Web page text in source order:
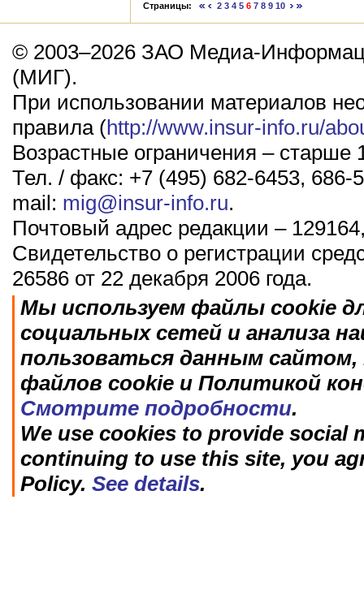
Страницы: 2 3 4 5 6 7 8 9 10
© 2003–2026 ЗАО Медиа-
(МИГ).
При использовании материалов
правила (http://www.insur-info.ru/
Возрастные ограничения – старше
Тел. / факс: +7 (495) 682-6453, 686-
mail: mig@insur-info.ru.
Почтовый адрес редакции –
Свидетельство о регистрации
26586 от 22 декабря 2006 года.
Мы используем файлы cookie
социальных сетей и анализа
пользоваться данным
файлов cookie и Политикой
Смотрите подробности.
We use cookies to provide social
continuing to use this site, you
Policy. See details.